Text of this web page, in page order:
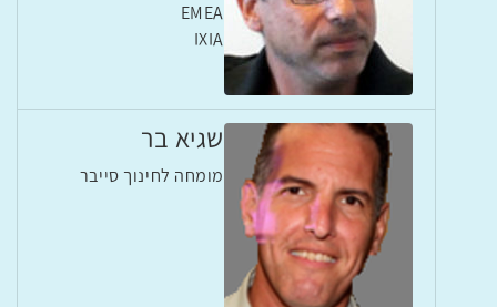
EMEA
IXIA
שגיא בר
מומחה לחינוך סייבר